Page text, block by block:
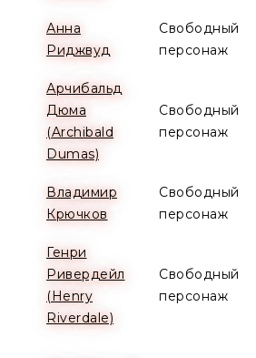
Анна
Риджвуд
Свободный
персонаж
Арчибальд
Дюма
(Archibald
Dumas)
Свободный
персонаж
Владимир
Крючков
Свободный
персонаж
Генри
Ривердейл
(Henry
Riverdale)
Свободный
персонаж